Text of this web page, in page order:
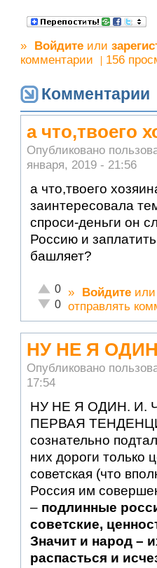
» Войдите или
комментарии
156
Комментарии
а что,твоего
Опубликовано
января, 2019 - 21:56
а что,твоего
заинтересовала
спроси-деньги он
Россию и
башляет?
Отлично!
0
Неадекватно!
0
» Войдите
отправлять
НУ НЕ Я
Опубликовано
17:54
НУ НЕ Я ОДИН. И.
ПЕРВАЯ
сознательно
них дороги только
советская (что
Россия им
– подлинные
советские,
Значит и народ –
распасться и